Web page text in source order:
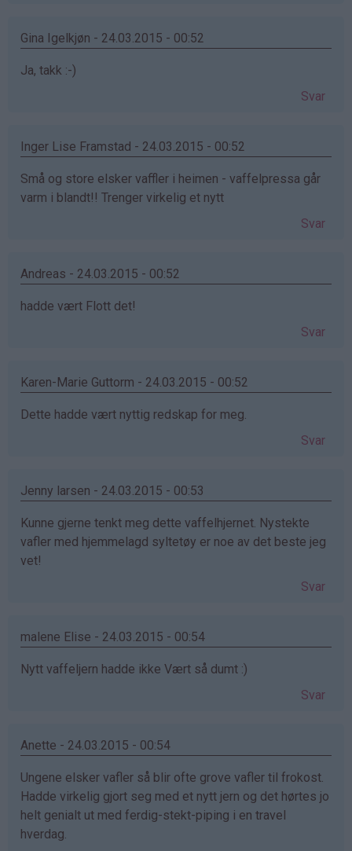
Gina Igelkjøn - 24.03.2015 - 00:52
Ja, takk :-)
Svar
Inger Lise Framstad - 24.03.2015 - 00:52
Små og store elsker vaffler i heimen - vaffelpressa går
varm i blandt!! Trenger virkelig et nytt
Svar
Andreas - 24.03.2015 - 00:52
hadde vært Flott det!
Svar
Karen-Marie Guttorm - 24.03.2015 - 00:52
Dette hadde vært nyttig redskap for meg.
Svar
Jenny larsen - 24.03.2015 - 00:53
Kunne gjerne tenkt meg dette vaffelhjernet. Nystekte
vafler med hjemmelagd syltetøy er noe av det beste jeg
vet!
Svar
malene Elise - 24.03.2015 - 00:54
Nytt vaffeljern hadde ikke Vært så dumt :)
Svar
Anette - 24.03.2015 - 00:54
Ungene elsker vafler så blir ofte grove vafler til frokost.
Hadde virkelig gjort seg med et nytt jern og det hørtes jo
helt genialt ut med ferdig-stekt-piping i en travel
hverdag.